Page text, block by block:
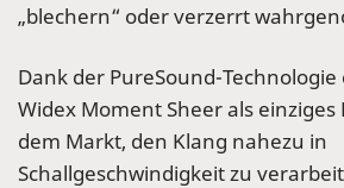
„blechern“ oder verzerrt
Dank der PureSound-
Widex Moment Sheer als
dem Markt, den Klang nahezu in
Schallgeschwindigkeit zu